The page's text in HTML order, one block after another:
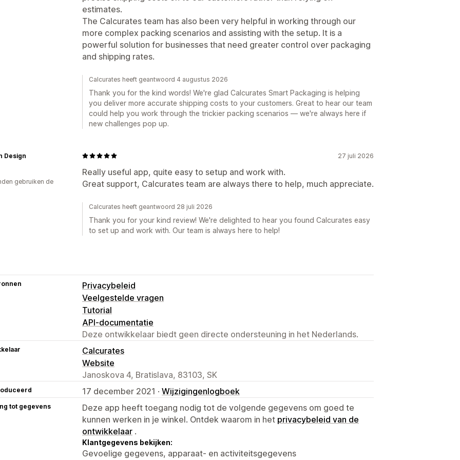
estimates.
The Calcurates team has also been very helpful in working through our
more complex packing scenarios and assisting with the setup. It is a
powerful solution for businesses that need greater control over packaging
and shipping rates.
Calcurates heeft geantwoord 4 augustus 2026
Thank you for the kind words! We're glad Calcurates Smart Packaging is helping
you deliver more accurate shipping costs to your customers. Great to hear our team
could help you work through the trickier packing scenarios — we're always here if
new challenges pop up.
27 juli 2026
Really useful app, quite easy to setup and work with.
Great support, Calcurates team are always there to help, much appreciate.
Design
gebruiken de
Calcurates heeft geantwoord 28 juli 2026
Thank you for your kind review! We're delighted to hear you found Calcurates easy
to set up and work with. Our team is always here to help!
Privacybeleid
Veelgestelde vragen
Tutorial
API-documentatie
Deze ontwikkelaar biedt geen directe ondersteuning in het Nederlands.
Calcurates
Website
Janoskova 4, Bratislava, 83103, SK
17 december 2021 · Wijzigingenlogboek
tot gegevens
Deze app heeft toegang nodig tot de volgende gegevens om goed te
kunnen werken in je winkel. Ontdek waarom in het privacybeleid van de
ontwikkelaar .
Klantgegevens bekijken:
Gevoelige gegevens, apparaat- en activiteitsgegevens